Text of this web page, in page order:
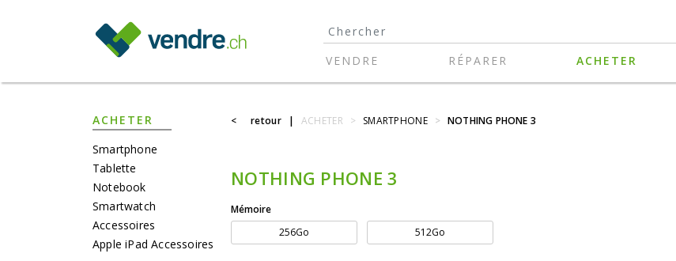
VENDRE RÉPARER ACHETER
ACHETER
Smartphone
Tablette
Notebook
Smartwatch
Accessoires
Apple iPad Accessoires
< retour | ACHETER > SMARTPHONE > NOTHING PHONE 3
NOTHING PHONE 3
Mémoire
256Go
512Go